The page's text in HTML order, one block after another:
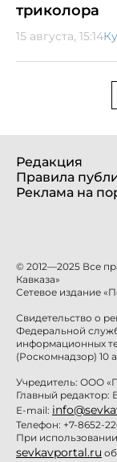
триколора
15 августа, 15:14
Редакция
Правила
Реклама на
© 2012—2025 Все
Кавказа»
Сетевое издание
Свидетельство о
Федеральной
информационных
(Роскомнадзор) 10
Учредитель: ООО
Главный редактор:
E-mail:
Телефон: +7-8652-
При
sevkavportal.ru